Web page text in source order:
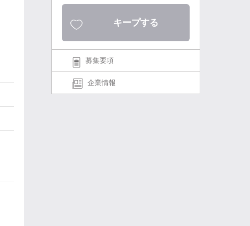
キープする
募集要項
企業情報